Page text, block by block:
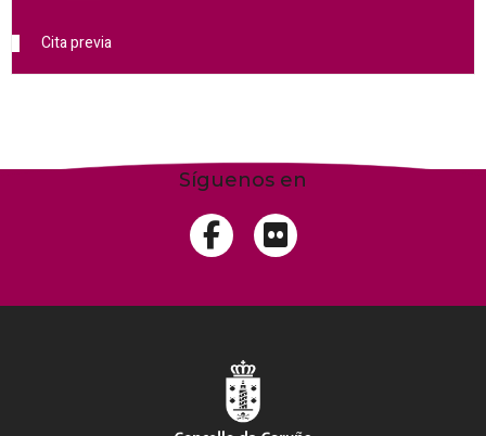
Cita previa
Síguenos en